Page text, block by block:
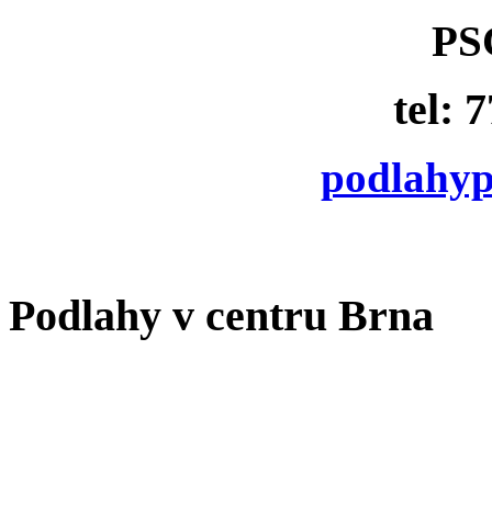
tel:
Podlahy v centru Brna